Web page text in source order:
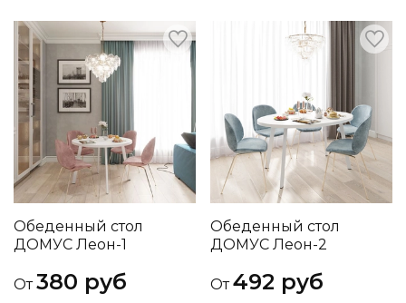
Обеденный стол
ДОМУС Леон-1
От 380 руб
Обеденный стол
ДОМУС Леон-2
От 492 руб